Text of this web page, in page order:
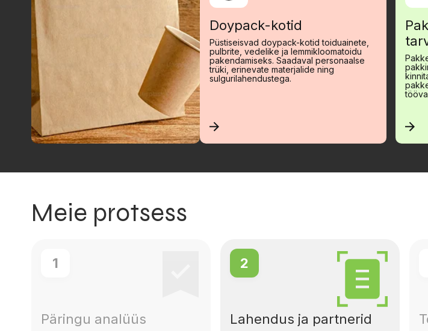
Doypack-kotid
Püstiseisvad doypack-kotid toiduainete,
pulbrite, vedelike ja lemmikloomatoidu
pakendamiseks. Saadaval personaalse
trüki, erinevate materjalide ning
sulgurilahendustega.
Meie protsess
1
Päringu analüüs
2
Lahendus ja partnerid